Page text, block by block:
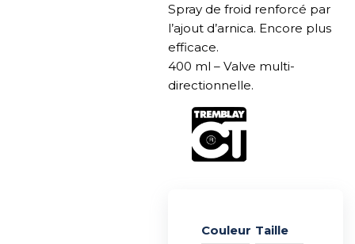
Spray de froid renforcé par
l’ajout d’arnica. Encore plus
efficace.
400 ml – Valve multi-
directionnelle.
Couleur Taille
Alternative: